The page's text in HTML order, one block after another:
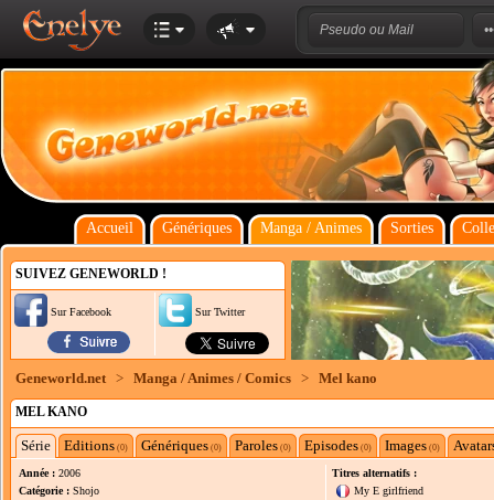
Accueil Génériques Manga / Animes Sorties
SUIVEZ GENEWORLD !
Sur Facebook Sur Twitter
Geneworld.net > Manga / Animes / Comics > Mel kano
MEL KANO
Série Editions (0) Génériques (0) Paroles (0) Episodes (0) Images (0)
Année : 2006
Catégorie : Shojo
Titres alternatifs :
My E girlfriend